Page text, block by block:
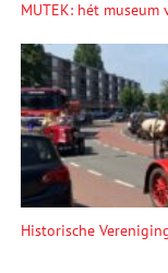
MUTEK: hét
Historische